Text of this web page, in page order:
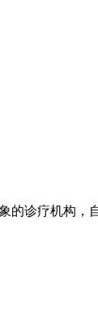
的诊疗机构，